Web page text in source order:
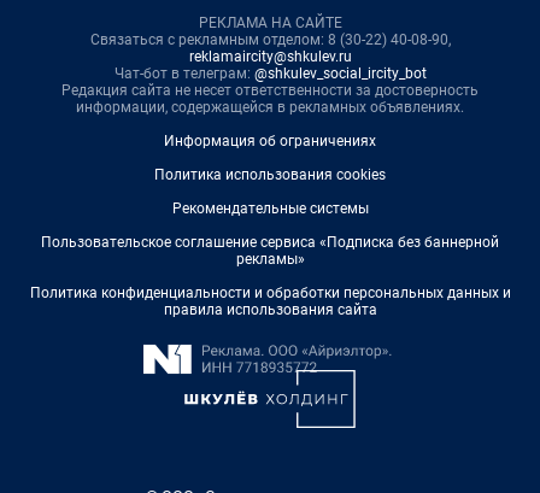
РЕКЛАМА НА САЙТЕ
Связаться с рекламным отделом: 8 (30-22) 40-08-90,
reklamaircity@shkulev.ru
Чат-бот в телеграм: @shkulev_social_ircity_bot
Редакция сайта не несет ответственности за достоверность
информации, содержащейся в рекламных объявлениях.
Информация об ограничениях
Политика использования cookies
Рекомендательные системы
Пользовательское соглашение сервиса «Подписка без баннерной
рекламы»
Политика конфиденциальности и обработки персональных данных и
правила использования сайта